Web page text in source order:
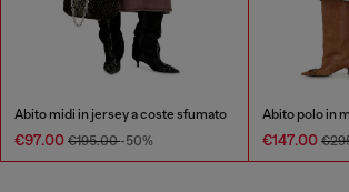
Abito midi in jersey a coste sfumato
€97.00 €195.00-50% €147.00